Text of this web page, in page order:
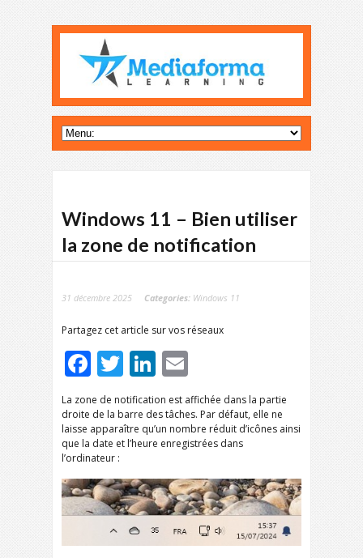
Windows 11 – Bien utiliser
la zone de notification
31 décembre 2025 Categories: Windows 11
Partagez cet article sur vos réseaux
Facebook
TwitterLinkedIn
La zone de notification est affichée dans la partie
droite de la barre des tâches. Par défaut, elle ne
laisse apparaître qu’un nombre réduit d’icônes ainsi
que la date et l’heure enregistrées dans
l’ordinateur :